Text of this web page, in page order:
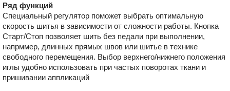
Ряд функций
Специальный регулятор поможет выбрать оптимальную
скорость шитья в зависимости от сложности работы. Кнопка
Старт/Стоп позволяет шить без педали при выполнении,
напрммер, длинных прямых швов или шитье в технике
свободного перемещения. Выбор верхнего/нижнего положения
иглы удобно использовать при частых поворотах ткани и
пришивании аппликаций